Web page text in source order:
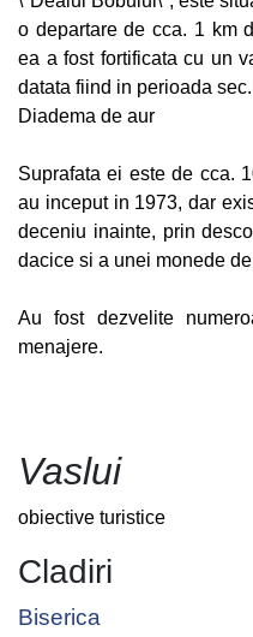
o departare de cca. 1 km
ea a fost fortificata cu un
datata fiind in perioada
Diadema de aur
Suprafata ei este de cca.
au inceput in 1973, dar
deceniu inainte, prin
dacice si a unei monede
Au fost dezvelite
menajere.
Vaslui
obiective turistice
Cladiri
Biserica